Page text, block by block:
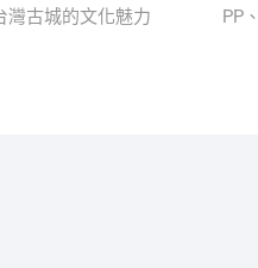
灣古城的文化魅力 PP